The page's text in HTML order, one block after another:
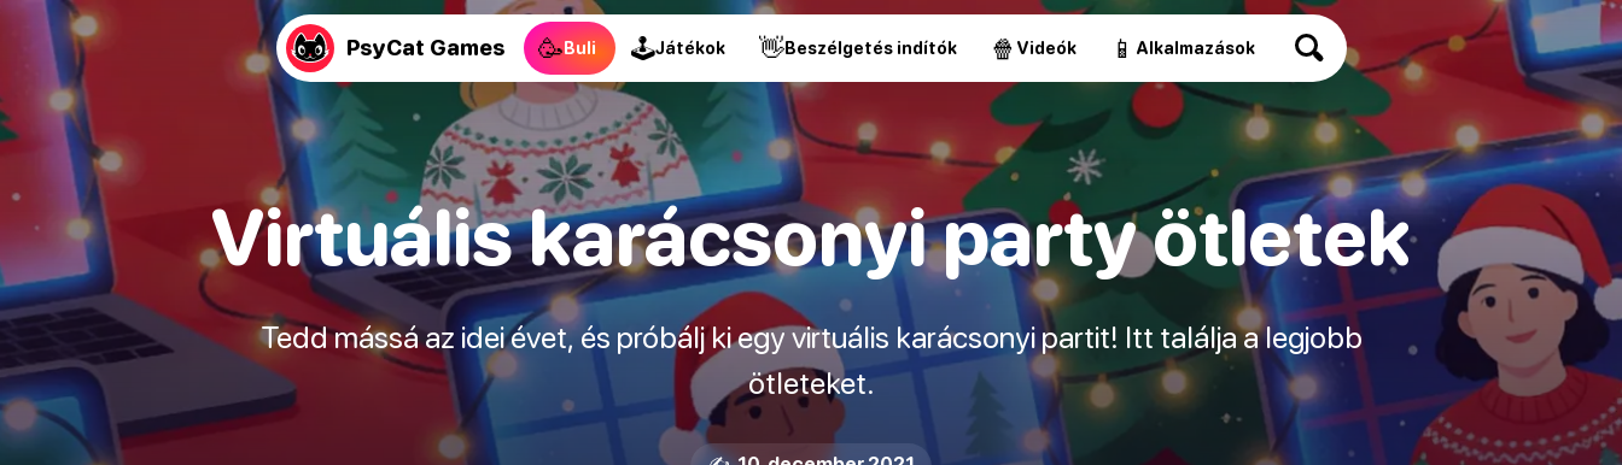
PsyCat Games 🥳Buli 🕹Játékok 👋Beszélgetés indítók 🍿 Videók 📱 Alkalmazások
Virtuális karácsonyi party ötletek
Tedd mássá az idei évet, és próbálj ki egy virtuális karácsonyi partit! Itt találja a legjobb
ötleteket.